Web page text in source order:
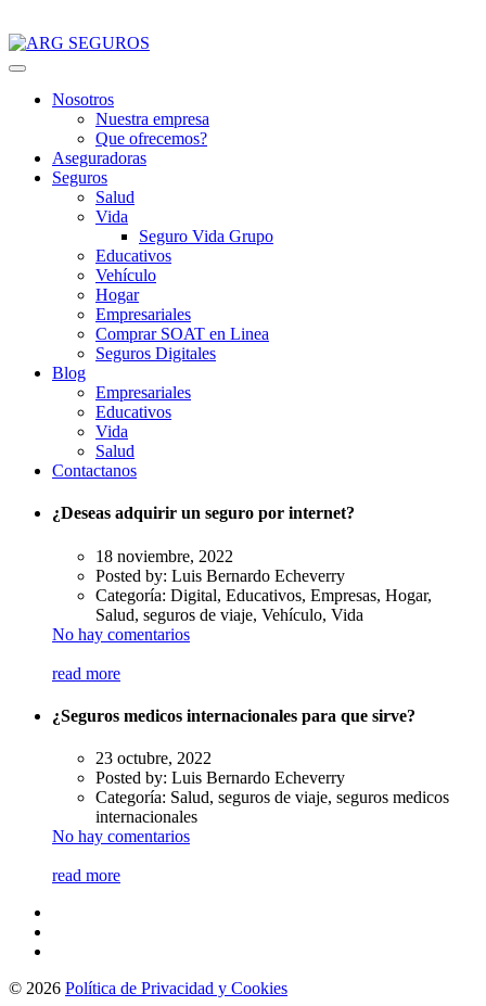
Nosotros
Nuestra empresa
Que ofrecemos?
Aseguradoras
Seguros
Salud
Vida
Seguro Vida Grupo
Educativos
Vehículo
Hogar
Empresariales
Comprar SOAT en Linea
Seguros Digitales
Blog
Empresariales
Educativos
Vida
Salud
Contactanos
¿Deseas adquirir un seguro por internet?
18 noviembre, 2022
Posted by: Luis Bernardo Echeverry
Categoría: Digital, Educativos, Empresas, Hogar,
Salud, seguros de viaje, Vehículo, Vida
No hay comentarios
read more
¿Seguros medicos internacionales para que sirve?
23 octubre, 2022
Posted by: Luis Bernardo Echeverry
Categoría: Salud, seguros de viaje, seguros medicos
internacionales
No hay comentarios
read more
© 2026 Política de Privacidad y Cookies